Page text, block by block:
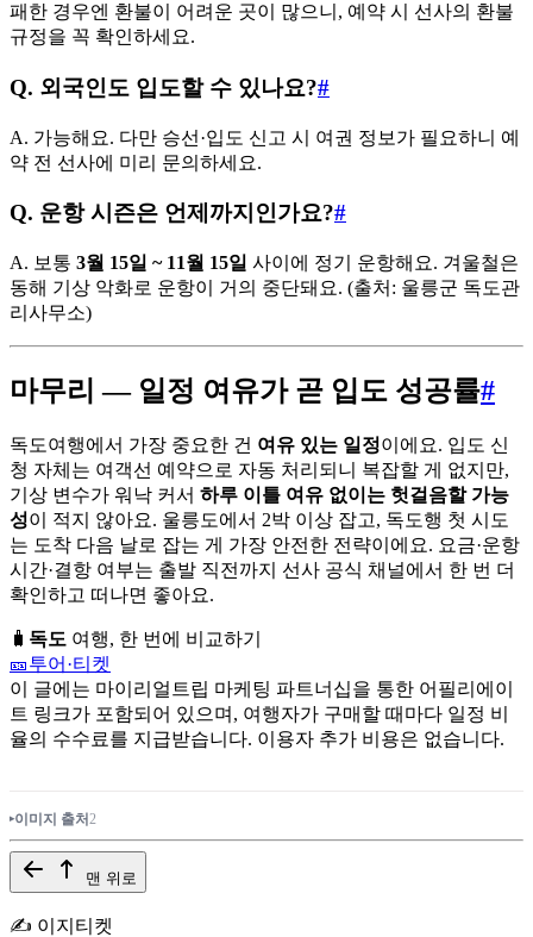
패한 경우엔 환불이 어려운 곳이 많으니, 예약 시 선사의 환불
규정을 꼭 확인하세요.
Q. 외국인도 입도할 수 있나요?#
A. 가능해요. 다만 승선·입도 신고 시 여권 정보가 필요하니 예
약 전 선사에 미리 문의하세요.
Q. 운항 시즌은 언제까지인가요?#
A. 보통 3월 15일 ~ 11월 15일 사이에 정기 운항해요. 겨울철은
동해 기상 악화로 운항이 거의 중단돼요. (출처: 울릉군 독도관
리사무소)
마무리 — 일정 여유가 곧 입도 성공률#
독도여행에서 가장 중요한 건 여유 있는 일정이에요. 입도 신
청 자체는 여객선 예약으로 자동 처리되니 복잡할 게 없지만,
기상 변수가 워낙 커서 하루 이틀 여유 없이는 헛걸음할 가능
성이 적지 않아요. 울릉도에서 2박 이상 잡고, 독도행 첫 시도
는 도착 다음 날로 잡는 게 가장 안전한 전략이에요. 요금·운항
시간·결항 여부는 출발 직전까지 선사 공식 채널에서 한 번 더
확인하고 떠나면 좋아요.
🧳 독도 여행, 한 번에 비교하기
🎫투어·티켓
이 글에는 마이리얼트립 마케팅 파트너십을 통한 어필리에이
트 링크가 포함되어 있으며, 여행자가 구매할 때마다 일정 비
율의 수수료를 지급받습니다. 이용자 추가 비용은 없습니다.
이미지 출처2
맨 위로
✍️ 이지티켓